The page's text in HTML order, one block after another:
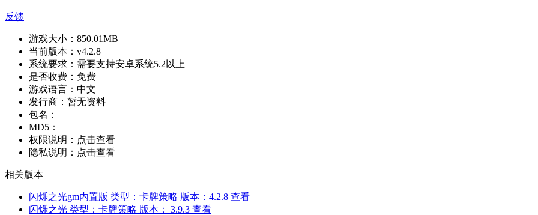
反馈
游戏大小： 850.01MB
当前版本： v4.2.8
系统要求： 需要支持安卓系统5.2以上
是否收费： 免费
游戏语言： 中文
发行商： 暂无资料
包名：
MD5：
权限说明： 点击查看
隐私说明： 点击查看
相关版本
闪烁之光gm内置版 类型：卡牌策略 版本：4.2.8 查看
闪烁之光 类型：卡牌策略 版本： 3.9.3 查看